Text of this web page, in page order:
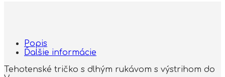
Popis
Ďalšie informácie
Tehotenské tričko s dlhým rukávom s výstrihom do